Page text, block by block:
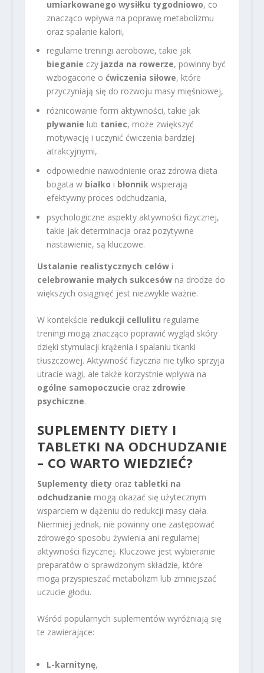
umiarkowanego wysiłku tygodniowo, co
znacząco wpływa na poprawę metabolizmu
oraz spalanie kalorii,
regularne treningi aerobowe, takie jak
bieganie czy jazda na rowerze, powinny być
wzbogacone o ćwiczenia siłowe, które
przyczyniają się do rozwoju masy mięśniowej,
różnicowanie form aktywności, takie jak
pływanie lub taniec, może zwiększyć
motywację i uczynić ćwiczenia bardziej
atrakcyjnymi,
odpowiednie nawodnienie oraz zdrowa dieta
bogata w białko i błonnikwspierają
efektywny proces odchudzania,
psychologiczne aspekty aktywności fizycznej,
takie jak determinacja oraz pozytywne
nastawienie, są kluczowe.
Ustalanie realistycznych celówi
celebrowanie małych sukcesówna drodze do
większych osiągnięć jest niezwykle ważne.
W kontekście redukcji cellulitu regularne
treningi mogą znacząco poprawić wygląd skóry
dzięki stymulacji krążenia i spalaniu tkanki
tłuszczowej. Aktywność fizyczna nie tylko sprzyja
utracie wagi, ale także korzystnie wpływa na
ogólne samopoczucie oraz zdrowie
psychiczne.
SUPLEMENTY DIETY I
TABLETKI NA ODCHUDZANIE
– CO WARTO WIEDZIEĆ?
Suplementy dietyoraz tabletki na
odchudzanie mogą okazać się użytecznym
wsparciem w dążeniu do redukcji masy ciała.
Niemniej jednak, nie powinny one zastępować
zdrowego sposobu żywienia ani regularnej
aktywności fizycznej. Kluczowe jest wybieranie
preparatów o sprawdzonym składzie, które
mogą przyspieszać metabolizm lub zmniejszać
uczucie głodu.
Wśród popularnych suplementów wyróżniają się
te zawierające:
L-karnitynę,